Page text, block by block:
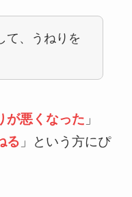
て、うねりを
が悪くなった 」
る 」という方にぴ